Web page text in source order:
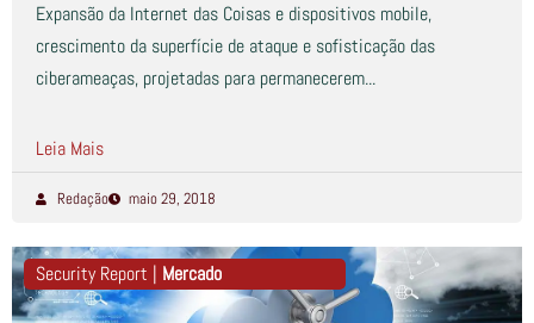
Expansão da Internet das Coisas e dispositivos mobile,
crescimento da superfície de ataque e sofisticação das
ciberameaças, projetadas para permanecerem...
Leia Mais
Redação maio 29, 2018
Security Report | Mercado